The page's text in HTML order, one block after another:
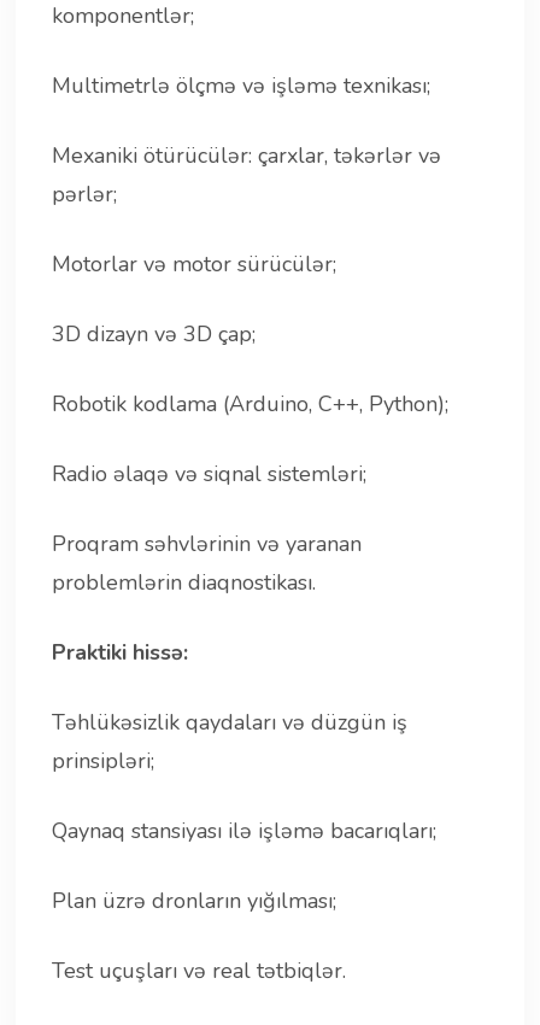
komponentlər;
Multimetrlə ölçmə və işləmə texnikası;
Mexaniki ötürücülər: çarxlar, təkərlər və
pərlər;
Motorlar və motor sürücülər;
3D dizayn və 3D çap;
Robotik kodlama (Arduino, C++, Python);
Radio əlaqə və siqnal sistemləri;
Proqram səhvlərinin və yaranan
problemlərin diaqnostikası.
Praktiki hissə:
Təhlükəsizlik qaydaları və düzgün iş
prinsipləri;
Qaynaq stansiyası ilə işləmə bacarıqları;
Plan üzrə dronların yığılması;
Test uçuşları və real tətbiqlər.